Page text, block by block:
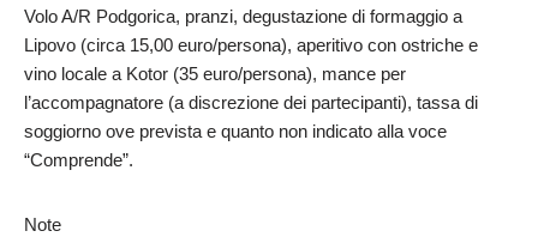
Volo A/R Podgorica, pranzi, degustazione di formaggio a
Lipovo (circa 15,00 euro/persona), aperitivo con ostriche e
vino locale a Kotor (35 euro/persona), mance per
l’accompagnatore (a discrezione dei partecipanti), tassa di
soggiorno ove prevista e quanto non indicato alla voce
“Comprende”.
Note